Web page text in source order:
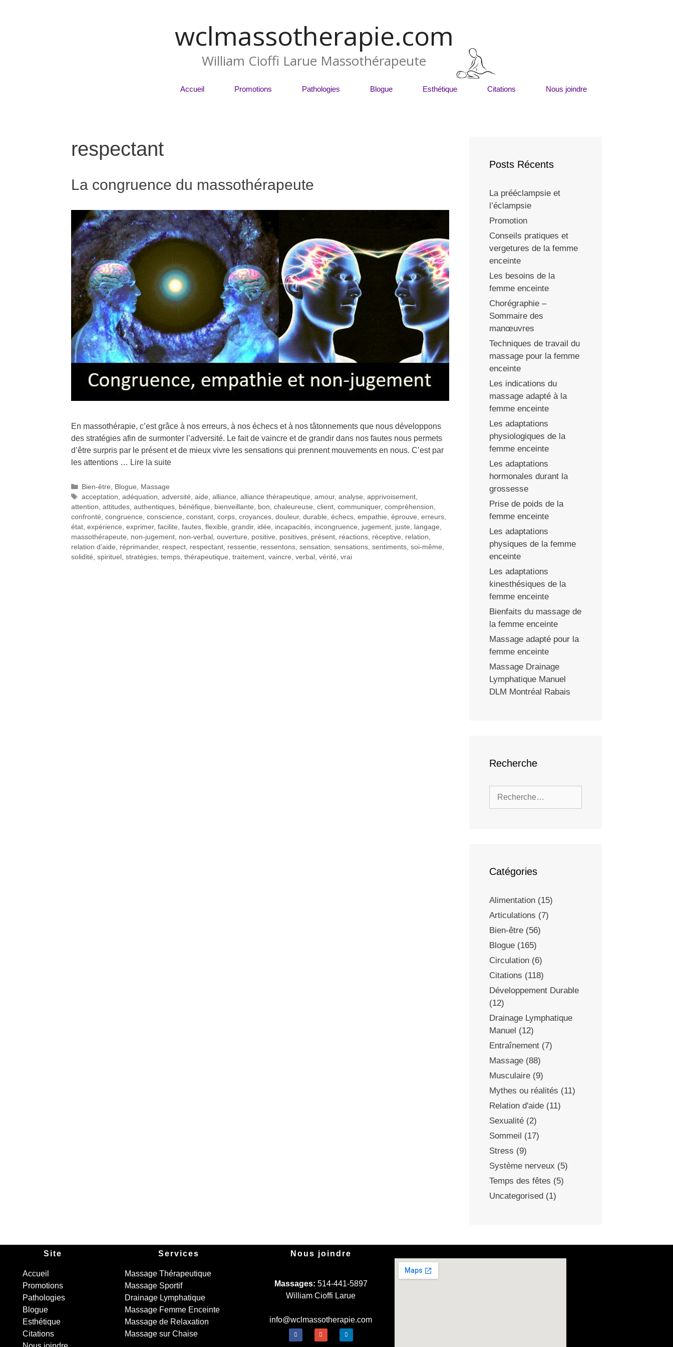
wclmassotherapie.com
William Cioffi Larue Massothérapeute
Accueil Promotions Pathologies Blogue Esthétique Citations Nous joindre
respectant
La congruence du massothérapeute
En massothérapie, c’est grâce à nos erreurs, à nos échecs et à nos tâtonnements que nous développons
des stratégies afin de surmonter l’adversité. Le fait de vaincre et de grandir dans nos fautes nous permets
d’être surpris par le présent et de mieux vivre les sensations qui prennent mouvements en nous. C’est par
les attentions … Lire la suite
Bien-être Blogue
Massage
acceptation ,adéquation ,adversité ,aide ,alliance ,alliance thérapeutique ,amour,analyse ,apprivoisement
attention attitudes authentiques bénéfique bienveillante bon chaleureuse client communiquer, compréhension
confronté congruence conscience constant corps croyances douleur, durable échecs empathie éprouve erreurs
état expérience exprimer, facilite fautes flexible grandir, idée incapacités incongruence jugement juste langage
massothérapeute
non-jugement non-verbal ouverture positive positives présent réactions réceptive relation
relation d’aide
réprimander, respect respectant ressentie ressentons sensation sensations sentiments soi-même
solidité spirituel stratégies temps thérapeutique traitement vaincre verbal vérité vrai
Posts Récents
La prééclampsie et
l’éclampsie
Promotion
Conseils pratiques et
vergetures de la femme
enceinte
Les besoins de la
femme enceinte
Chorégraphie –
Sommaire des
manœuvres
Techniques de travail du
massage pour la femme
enceinte
Les indications du
massage adapté à la
femme enceinte
Les adaptations
physiologiques de la
femme enceinte
Les adaptations
hormonales durant la
grossesse
Prise de poids de la
femme enceinte
Les adaptations
physiques de la femme
enceinte
Les adaptations
kinesthésiques de la
femme enceinte
Bienfaits du massage de
la femme enceinte
Massage adapté pour la
femme enceinte
Massage Drainage
Lymphatique Manuel
DLM Montréal Rabais
Recherche
Catégories
Alimentation (15)
Articulations (7)
Bien-être (56)
Blogue (165)
Circulation (6)
Citations (118)
Développement Durable
(12)
Drainage Lymphatique
Manuel (12)
Entraînement (7)
Massage (88)
Musculaire (9)
Mythes ou réalités (11)
Relation d'aide (11)
Sexualité (2)
Sommeil (17)
Stress (9)
Système nerveux (5)
Temps des fêtes (5)
Uncategorised (1)
Site
Accueil
Promotions
Pathologies
Blogue
Esthétique
Citations
Services
Massage Thérapeutique
Massage Sportif
Drainage Lymphatique
Massage Femme Enceinte
Massage de Relaxation
Massage sur Chaise
Nous joindre
Massages: 514-441-5897
William Cioffi Larue
info@wclmassotherapie.com